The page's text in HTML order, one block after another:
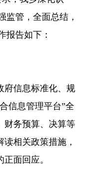
监管，全面总结，
报告如下：
府信息标准化、规
信息管理平台”全
财务预算、决算等
相关政策措施，
面回应。